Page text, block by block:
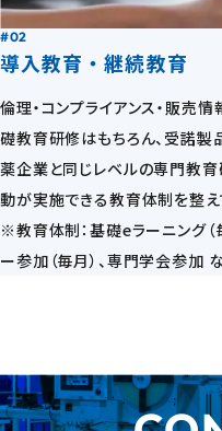
#02
導入教育・継続教育
倫理・コンプライアンス・販売
礎教育研修はもちろん、受諾
薬企業と同じレベルの専門教
動が実施できる教育体制を整え
※教育体制：基礎eラーニング（
ー参加（毎月）、専門学会参加